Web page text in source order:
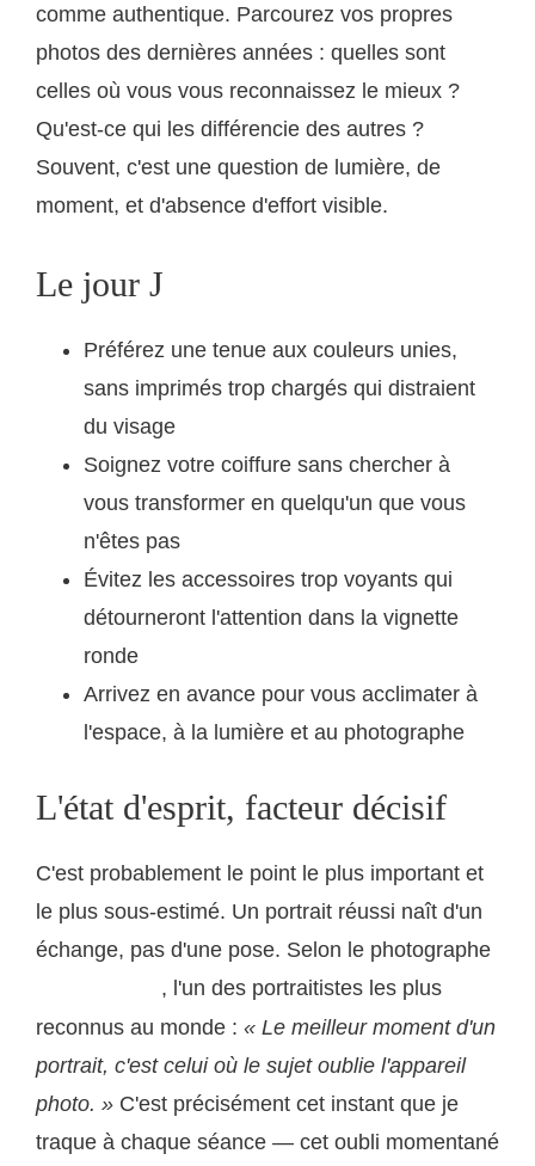
comme authentique. Parcourez vos propres
photos des dernières années : quelles sont
celles où vous vous reconnaissez le mieux ?
Qu'est-ce qui les différencie des autres ?
Souvent, c'est une question de lumière, de
moment, et d'absence d'effort visible.
Le jour J
Préférez une tenue aux couleurs unies,
sans imprimés trop chargés qui distraient
du visage
Soignez votre coiffure sans chercher à
vous transformer en quelqu'un que vous
n'êtes pas
Évitez les accessoires trop voyants qui
détourneront l'attention dans la vignette
ronde
Arrivez en avance pour vous acclimater à
l'espace, à la lumière et au photographe
L'état d'esprit, facteur décisif
C'est probablement le point le plus important et
le plus sous-estimé. Un portrait réussi naît d'un
échange, pas d'une pose. Selon le photographe
, l'un des portraitistes les plus
reconnus au monde : « Le meilleur moment d'un
portrait, c'est celui où le sujet oublie l'appareil
photo. » C'est précisément cet instant que je
traque à chaque séance — cet oubli momentané